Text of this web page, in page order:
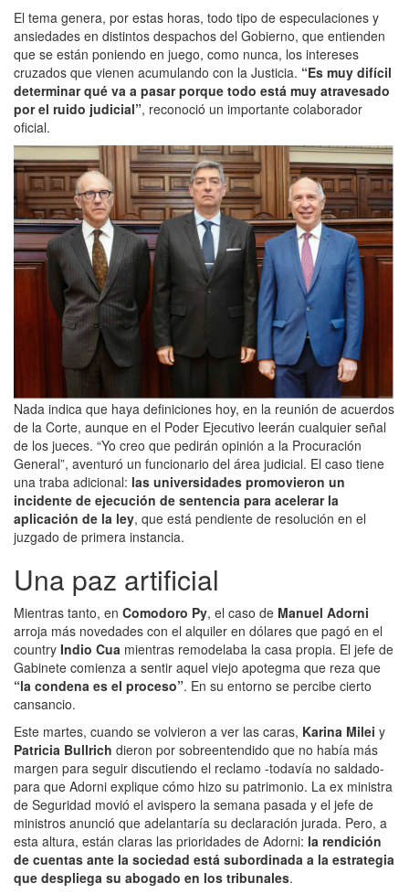
El tema genera, por estas horas, todo tipo de especulaciones y
ansiedades en distintos despachos del Gobierno, que entienden
que se están poniendo en juego, como nunca, los intereses
cruzados que vienen acumulando con la Justicia. “Es muy difícil
determinar qué va a pasar porque todo está muy atravesado
por el ruido judicial”, reconoció un importante colaborador
oficial.
Nada indica que haya definiciones hoy, en la reunión de acuerdos
de la Corte, aunque en el Poder Ejecutivo leerán cualquier señal
de los jueces. “Yo creo que pedirán opinión a la Procuración
General”, aventuró un funcionario del área judicial. El caso tiene
una traba adicional: las universidades promovieron un
incidente de ejecución de sentencia para acelerar la
aplicación de la ley, que está pendiente de resolución en el
juzgado de primera instancia.
Una paz artificial
Mientras tanto, en Comodoro Py, el caso de Manuel Adorni
arroja más novedades con el alquiler en dólares que pagó en el
country Indio Cua mientras remodelaba la casa propia. El jefe de
Gabinete comienza a sentir aquel viejo apotegma que reza que
“la condena es el proceso”. En su entorno se percibe cierto
cansancio.
Este martes, cuando se volvieron a ver las caras, Karina Milei y
Patricia Bullrich dieron por sobreentendido que no había más
margen para seguir discutiendo el reclamo -todavía no saldado-
para que Adorni explique cómo hizo su patrimonio. La ex ministra
de Seguridad movió el avispero la semana pasada y el jefe de
ministros anunció que adelantaría su declaración jurada. Pero, a
esta altura, están claras las prioridades de Adorni: la rendición
de cuentas ante la sociedad está subordinada a la estrategia
que despliega su abogado en los tribunales.